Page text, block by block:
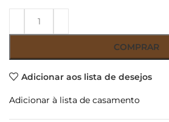
COMPRAR
Adicionar aos lista de desejos
Adicionar à lista de casamento